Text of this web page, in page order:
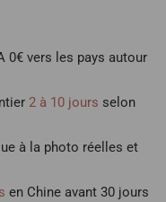
0€ vers les pays autour
2 à 10 jours selon
à la photo réelles et
en Chine avant 30 jours